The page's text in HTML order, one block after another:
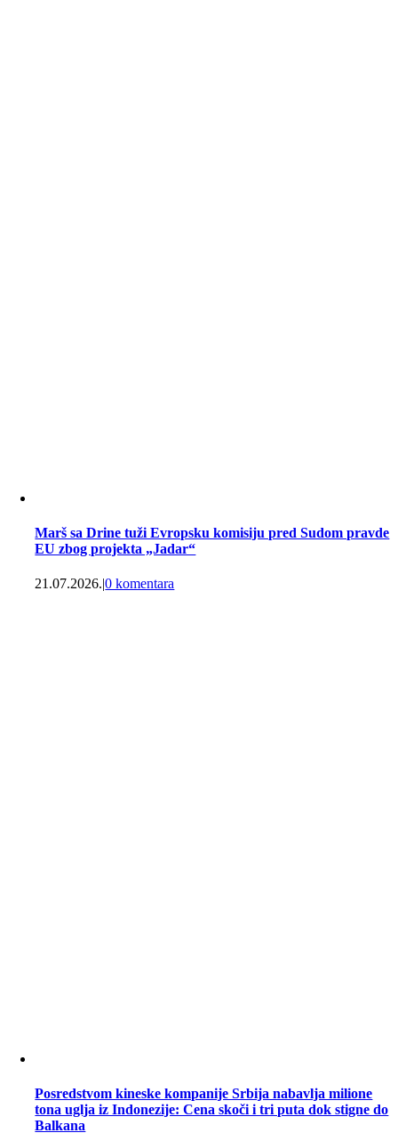
Marš sa Drine tuži Evropsku komisiju pred Sudom pravde
EU zbog projekta „Jadar“
21.07.2026.|0 komentara
Posredstvom kineske kompanije Srbija nabavlja milione
tona uglja iz Indonezije: Cena skoči i tri puta dok stigne do
Balkana